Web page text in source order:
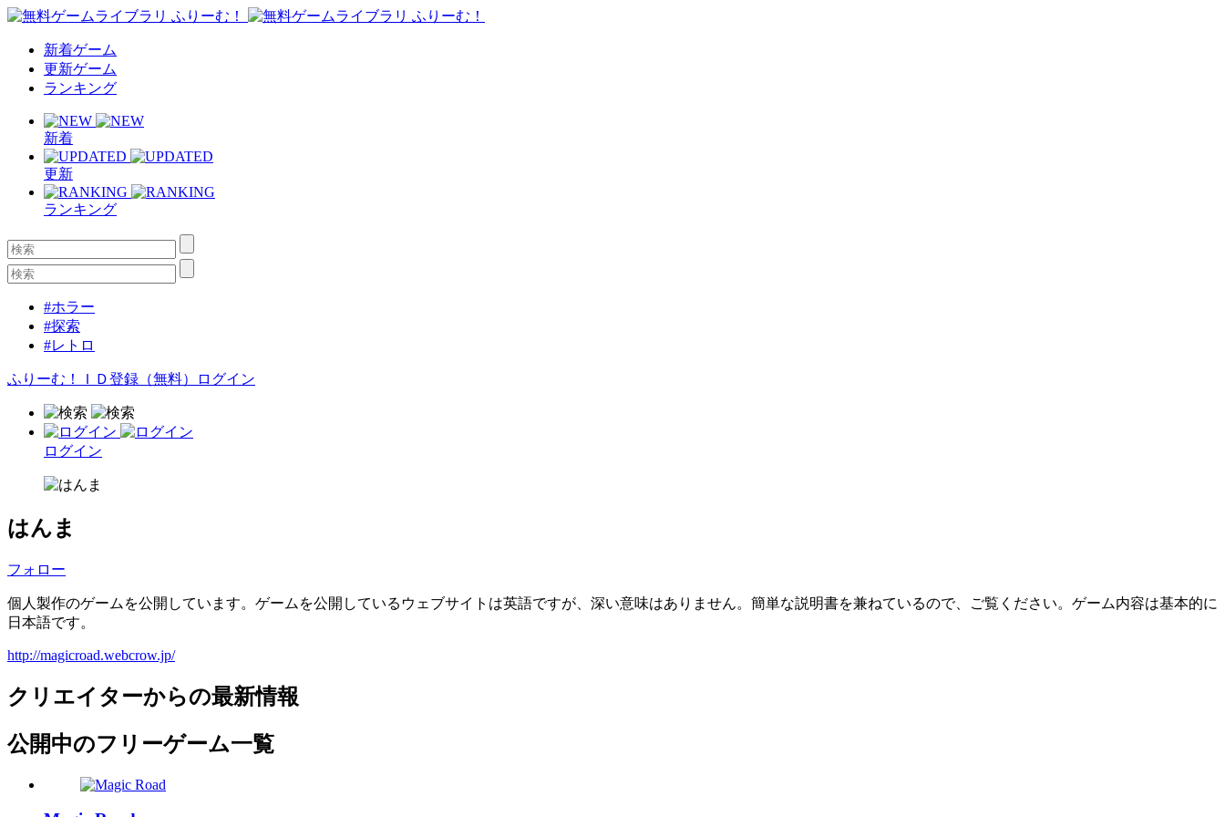
新着ゲーム
更新ゲーム
ランキング
新着
更新
ランキング
#ホラー
#探索
#レトロ
ふりーむ！ＩＤ登録（無料） ログイン
ログイン
はんま
フォロー
個人製作のゲームを公開しています。ゲームを公開しているウェブサイトは英語ですが、深い意味はありません。簡単な説明書を兼ねているので、ご覧ください。ゲーム内容は基本的に
日本語です。
http://magicroad.webcrow.jp/
クリエイターからの最新情報
公開中のフリーゲーム一覧